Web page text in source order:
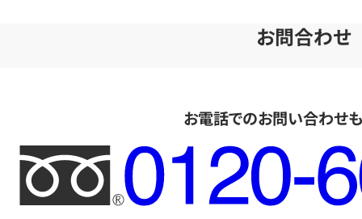
お問合わせ
お電話でのお問い合わせ
フ
リ
ー